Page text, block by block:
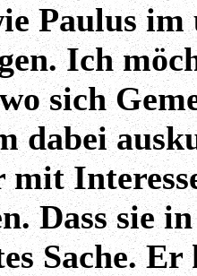
Paulus
Ich
sich
dabei
Dass sie
Sache.